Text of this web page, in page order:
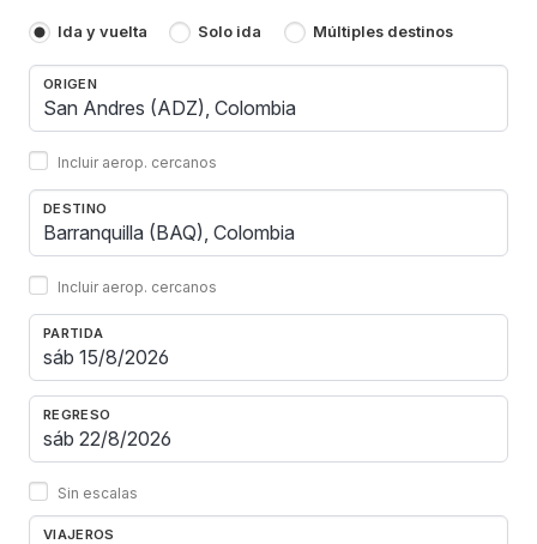
Ida y vuelta Solo ida Múltiples destinos
ORIGEN
Incluir aerop. cercanos
DESTINO
Incluir aerop. cercanos
PARTIDA
REGRESO
Sin escalas
VIAJEROS